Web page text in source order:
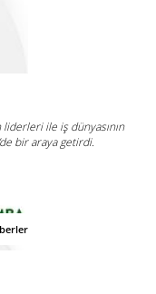
ile iş dünyasının
bir araya getirdi.